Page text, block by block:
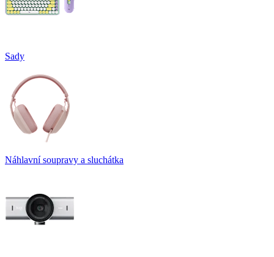
Sady
Náhlavní soupravy a sluchátka